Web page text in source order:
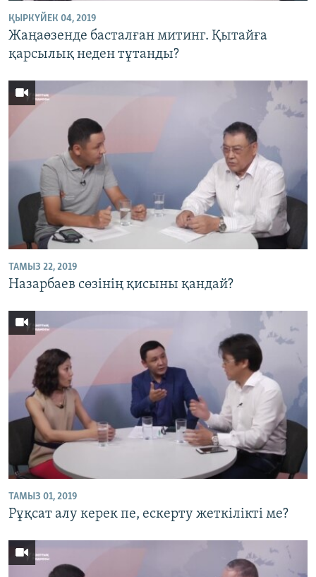
ҚЫРКҮЙЕК 04, 2019
Жаңаөзенде басталған митинг. Қытайға
қарсылық неден тұтанды?
ТАМЫЗ 22, 2019
Назарбаев сөзінің қисыны қандай?
ТАМЫЗ 01, 2019
Рұқсат алу керек пе, ескерту жеткілікті ме?